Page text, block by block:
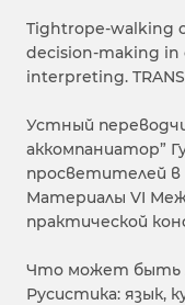
Tightrope-walking
decision-making in
interpreting.
Устный
аккомпаниатор”
просветителей в
Материалы VI
практической
Что может быть
Русистика: язык,